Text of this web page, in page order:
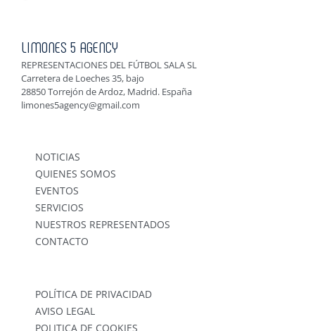
LIMONES 5 AGENCY
REPRESENTACIONES DEL FÚTBOL SALA SL
Carretera de Loeches 35, bajo
28850 Torrejón de Ardoz, Madrid. España
limones5agency@gmail.com
NOTICIAS
QUIENES SOMOS
EVENTOS
SERVICIOS
NUESTROS REPRESENTADOS
CONTACTO
POLÍTICA DE PRIVACIDAD
AVISO LEGAL
POLITICA DE COOKIES